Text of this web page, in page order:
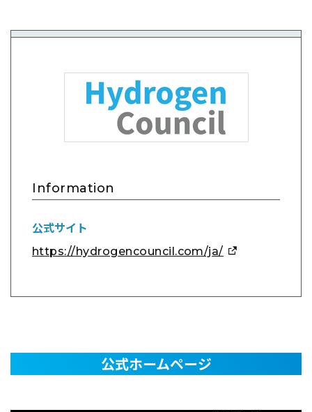
Information
公式サイト
https://hydrogencouncil.com/ja/
公式ホームページ